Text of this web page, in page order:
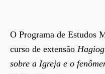
O Programa de Estudos
curso de extensão
sobre a Igreja e o